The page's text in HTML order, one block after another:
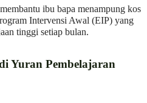
ibu bapa menampung kos
Intervensi Awal (EIP) yang
tinggi setiap bulan.
Yuran Pembelajaran